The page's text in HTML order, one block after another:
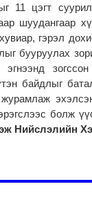
11 цэгт
шуудангаар
гэрэл
бууруулах
байдлыг
болж
Нийслэлийн